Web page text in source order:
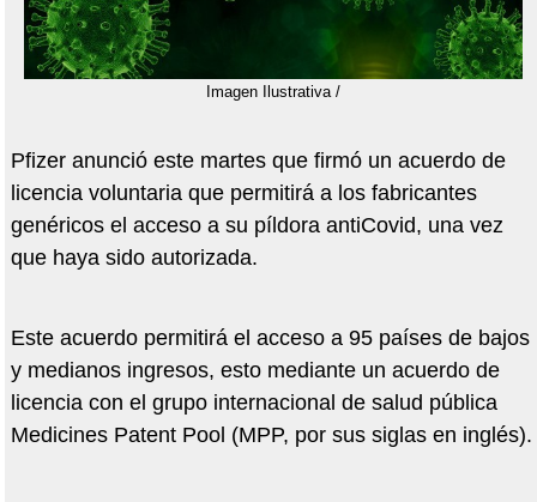
Imagen Ilustrativa /
Pfizer anunció este martes que firmó un acuerdo de
licencia voluntaria que permitirá a los fabricantes
genéricos el acceso a su píldora antiCovid, una vez
que haya sido autorizada.
Este acuerdo permitirá el acceso a 95 países de bajos
y medianos ingresos, esto mediante un acuerdo de
licencia con el grupo internacional de salud pública
Medicines Patent Pool (MPP, por sus siglas en inglés).